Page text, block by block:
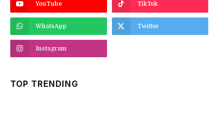
YouTube TikTok
WhatsApp Twitter
Instagram
TOP TRENDING